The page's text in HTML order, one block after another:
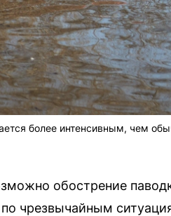
более интенсивным, чем
обострение
чрезвычайным